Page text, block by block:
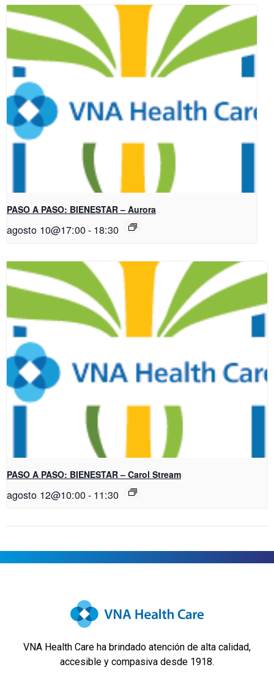
PASO A PASO: BIENESTAR – Aurora
agosto 10@17:00- 18:30
PASO A PASO: BIENESTAR – Carol Stream
agosto 12@10:00- 11:30
VNA Health Care ha brindado atención de alta calidad,
accesible y compasiva desde 1918.